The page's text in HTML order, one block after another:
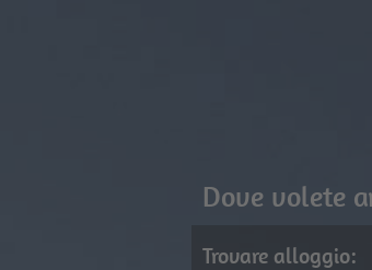
Dove volete
Trovare alloggio: